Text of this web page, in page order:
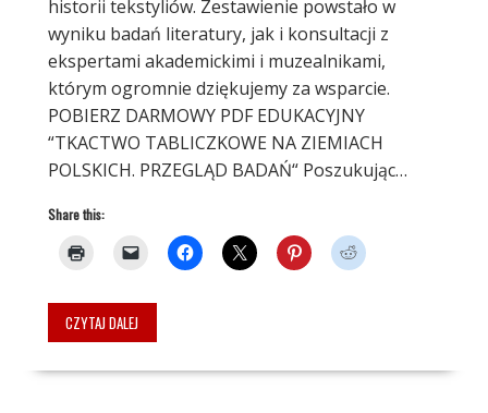
historii tekstyliów. Zestawienie powstało w
wyniku badań literatury, jak i konsultacji z
ekspertami akademickimi i muzealnikami,
którym ogromnie dziękujemy za wsparcie.
POBIERZ DARMOWY PDF EDUKACYJNY
“TKACTWO TABLICZKOWE NA ZIEMIACH
POLSKICH. PRZEGLĄD BADAŃ“ Poszukując…
Share this:
CZYTAJ DALEJ